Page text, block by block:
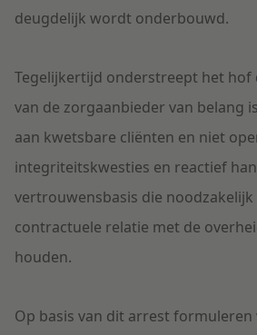
deugdelijk wordt onderbouwd.
Tegelijkertijd onderstreept het
van de zorgaanbieder van belang
aan kwetsbare cliënten en niet
integriteitskwesties en reactief
vertrouwensbasis die noodzakelijk
contractuele relatie met de
houden.
Op basis van dit arrest formuleren